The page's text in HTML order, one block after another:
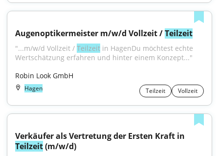
Augenoptikermeister m/w/d Vollzeit / Teilzeit
"...m/w/d Vollzeit / Teilzeit in HagenDu möchtest echte
Wertschätzung erfahren und hinter einem Konzept..."
Robin Look GmbH
Hagen Teilzeit Vollzeit
Teilzeit (m/w/d)